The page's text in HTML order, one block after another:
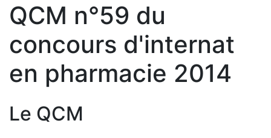
QCM n°59 du
concours d'internat
en pharmacie 2014
Le QCM